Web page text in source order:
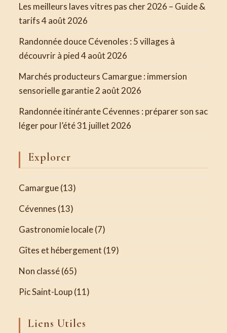
Les meilleurs laves vitres pas cher 2026 – Guide &
tarifs 4 août 2026
Randonnée douce Cévenoles : 5 villages à
découvrir à pied 4 août 2026
Marchés producteurs Camargue : immersion
sensorielle garantie2 août 2026
Randonnée itinérante Cévennes : préparer son sac
léger pour l’été31 juillet 2026
Explorer
Camargue(13)
Cévennes (13)
Gastronomie locale(7)
Gîtes et hébergement (19)
Non classé(65)
Pic Saint-Loup(11)
Liens Utiles